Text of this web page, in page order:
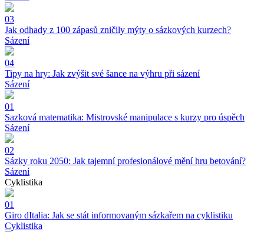
03
Jak odhady z 100 zápasů zničily mýty o sázkových kurzech?
Sázení
04
Tipy na hry: Jak zvýšit své šance na výhru při sázení
Sázení
01
Sazková matematika: Mistrovské manipulace s kurzy pro úspěch
Sázení
02
Sázky roku 2050: Jak tajemní profesionálové mění hru betování?
Sázení
Cyklistika
01
Giro dItalia: Jak se stát informovaným sázkařem na cyklistiku
Cyklistika